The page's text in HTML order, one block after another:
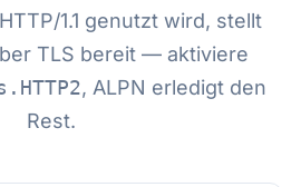
1.1 genutzt wird, stellt
TLS bereit — aktiviere
, ALPN erledigt den
Rest.